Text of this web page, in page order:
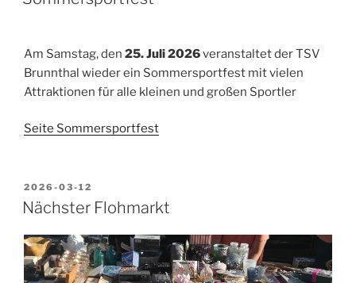
Am Samstag, den 25. Juli 2026veranstaltet der TSV
Brunnthal wieder ein Sommersportfest mit vielen
Attraktionen für alle kleinen und großen Sportler
Seite Sommersportfest
VERÖFFENTLICHT
AM
2026-03-12
Nächster Flohmarkt